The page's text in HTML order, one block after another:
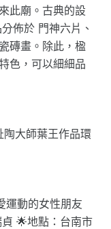
此廟。古典的設
佈於 門神六片、
磚畫。除此，楹
色，可以細細品
陶大師葉王作品環
運動的女性朋友
🌟地點：台南市